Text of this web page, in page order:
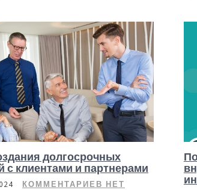
долгосрочных
с клиентами и партнерами
КОММЕНТАРИЕВ НЕТ